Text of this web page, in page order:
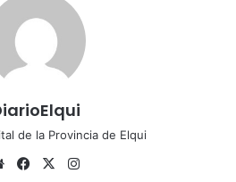
de la Provincia de Elqui
Siti
Fa
X